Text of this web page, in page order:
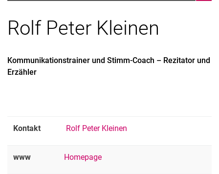
Rolf Peter Kleinen
Kommunikationstrainer und Stimm-Coach – Rezitator und
Erzähler
Kontakt Rolf Peter Kleinen
www Homepage